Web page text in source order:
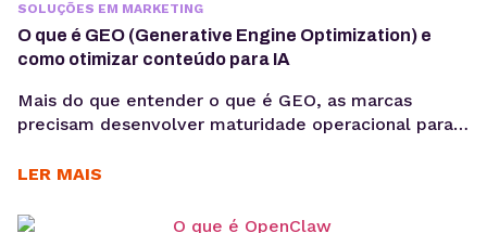
SOLUÇÕES EM MARKETING
O que é GEO (Generative Engine Optimization) e
como otimizar conteúdo para IA
Mais do que entender o que é GEO, as marcas
precisam desenvolver maturidade operacional para
intenção, consistência temática e conteúdos
sem comprometer a experiência humana. A forma
LER MAIS